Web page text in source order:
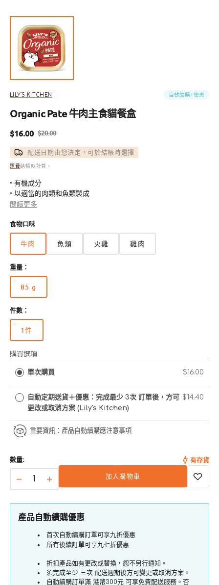
LILY'S KITCHEN 自動續購+優惠
Organic Pate 牛肉主食貓餐盒
售
價
$16.00
定
價
$20.00
配送日期由您決定，可於結帳時選擇
運費結帳時計算。
• 有機成分
• 以適當的肉類和魚類製成
• 天然成分
• 不添加糖
• 完整均衡的食譜
閲讀更多
食物口味
牛肉 魚類 火雞 雞肉
重量：
85 g
版
售
完
或
無
法
使
用
件數：
1件
版
已
完
或
無
法
用
購買選項
單次購買 $16.00
自動定期送貨＋優惠：完成最少 3次 訂單後，方可
更改或取消方案 (Lily's Kitchen)
$14.40
重要資訊：產品自動續購應注意事項
數量:
Organic
Pate
牛
肉
Organic
Pate
牛
肉
主
食
餐
盒
有存貨
加入購物車
產品自動續購優惠
首次自動續購訂單可享九折優惠
所有後續訂單可享九七折優惠
折扣產品如有更改或替換，恕不另行通知。
須完成至少 三次 配送週期後方可變更或取消方案。
自動續購訂單滿 港幣300元 可享免費配送服務。否